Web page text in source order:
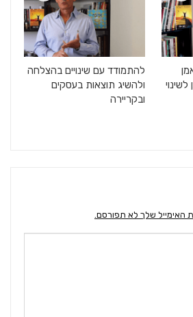
להתמודד עם שינויים בהצלחה
ולהשיג תוצאות בעסקים
ובקריירה
האימייל שלך לא תפורסם.